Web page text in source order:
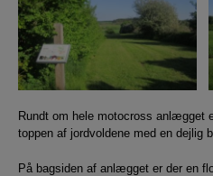
Rundt om hele motocross anlægget
toppen af jordvoldene med en dejlig
På bagsiden af anlægget er der en